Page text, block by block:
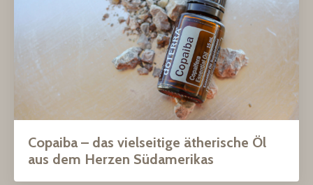
Copaiba – das vielseitige ätherische Öl
aus dem Herzen Südamerikas